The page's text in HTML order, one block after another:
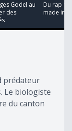
Godel au
des
Du rap
made in
prédateur
Le biologiste
du canton